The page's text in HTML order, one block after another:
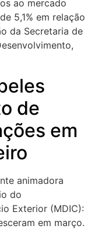
ao mercado
5,1% em relação
da Secretaria de
de
em
animadora
do
Exterior (MDIC):
em março.